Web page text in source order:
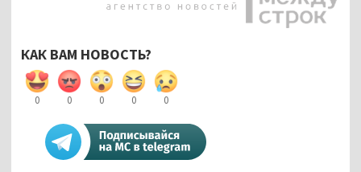
КАК ВАМ НОВОСТЬ?
0 0 0 0 0